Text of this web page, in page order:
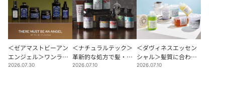
＜ゼアマストビーアン
エンジェル＞ワンラン
ク上のカラーケアを。
2026.07.30
＜ナチュラルテック＞
革新的な処方で髪・頭
皮の悩みにアプローチ
2026.07.10
＜ダヴィネスエッセン
シャル＞髪質に合わせ
たアプローチを。
2026.07.10